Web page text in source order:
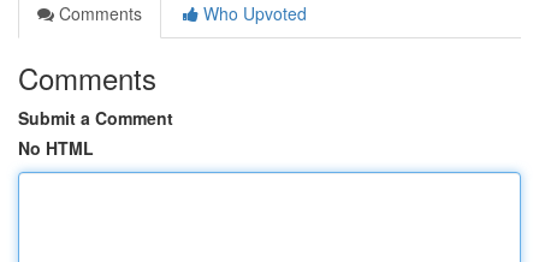
Comments
Who Upvoted
Comments
Submit a Comment
No HTML